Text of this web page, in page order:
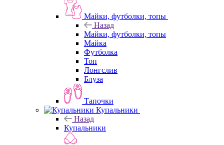
Майки, футболки, топы
Назад
Майки, футболки, топы
Майка
Футболка
Топ
Лонгслив
Блуза
Тапочки
Купальники
Назад
Купальники